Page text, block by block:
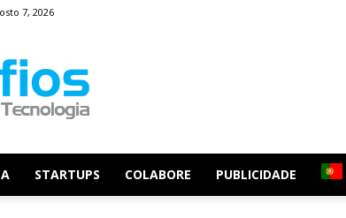
7, 2026
STARTUPS COLABORE PUBLICIDADE